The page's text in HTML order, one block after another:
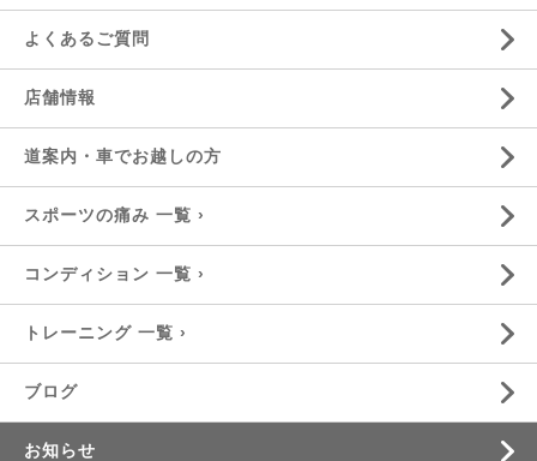
よくあるご質問
店舗情報
道案内・車でお越しの方
スポーツの痛み 一覧 ›
コンディション 一覧 ›
トレーニング 一覧 ›
ブログ
お知らせ